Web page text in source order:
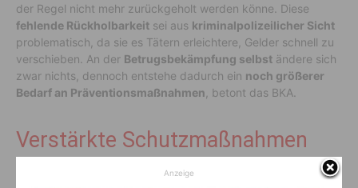
der Regel nicht mehr zurückgeholt werden könne. Diese
fehlende Rückholbarkeit sei aus kriminalpolizeilicher Sicht
problematisch, da sie es Tätern erleichtere, Gelder schnell zu
verschieben. An der Betrugsbekämpfung selbst ändere sich
zwar nichts, dennoch entstehe dadurch ein noch größerer
Bedarf an Präventionsmaßnahmen, betont das BKA.
Verstärkte Schutzmaßnahmen
erklärte das
Anzeige